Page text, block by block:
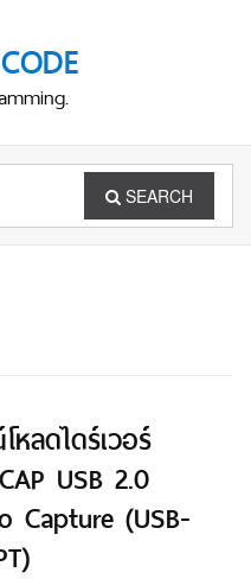
SEARCH
หลดไดร์เวอร์
USB 2.0
Capture (USB-